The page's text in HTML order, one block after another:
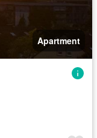
Apartment